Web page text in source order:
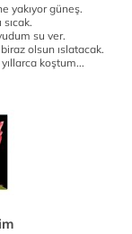
yakıyor güneş.
su ver.
olsun ıslatacak.
koştum...